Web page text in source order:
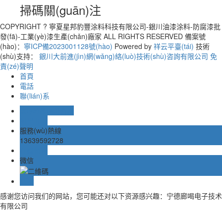
掃碼關(guān)注
COPYRIGHT ? 寧夏星邦豹豐涂料科技有限公司-銀川油漆涂料-防腐漆批
發(fā)-工業(yè)漆生產(chǎn)廠家 ALL RIGHTS RESERVED 備案號
(hào)： 寧ICP備2023001128號(hào) Powered by 祥云平臺(tái) 技術
(shù)支持： 銀川大前進(jìn)網(wǎng)絡(luò)技術(shù)咨詢有限公司 免
責(zé)聲明
首頁
電話
聯(lián)系
服務(wù)熱線
13639592728
微信
感谢您访问我们的网站，您可能还对以下资源感兴趣：宁德廊喝电子技术
有限公司